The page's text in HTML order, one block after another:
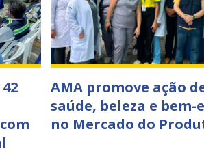
AMA promove ação
saúde, beleza e bem-
no Mercado do